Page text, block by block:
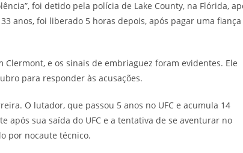
foi detido pela polícia de Lake County, na Flórida,
anos, foi liberado 5 horas depois, após pagar uma fiança
e os sinais de embriaguez foram evidentes. Ele
para responder às acusações.
O lutador, que passou 5 anos no UFC e acumula 14
após sua saída do UFC e a tentativa de se aventurar no
por nocaute técnico.